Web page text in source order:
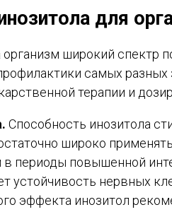
для
организм широкий спектр
самых
терапии и
Способность инозитола
широко
периоды повышенной
устойчивость нервных
эффекта инозитол